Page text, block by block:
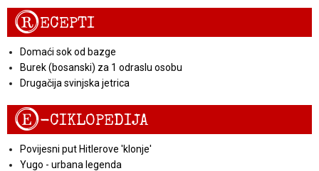
RECEPTI
Domaći sok od bazge
Burek (bosanski) za 1 odraslu osobu
Drugačija svinjska jetrica
E-CIKLOPEDIJA
Povijesni put Hitlerove 'klonje'
Yugo - urbana legenda